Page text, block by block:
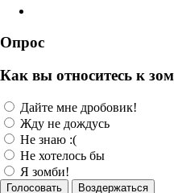
Опрос
Как вы относитесь к
Дайте мне дробовик!
Жду не дождусь
Не знаю :(
Не хотелось бы
Я зомби!
Голосовать Воздержаться